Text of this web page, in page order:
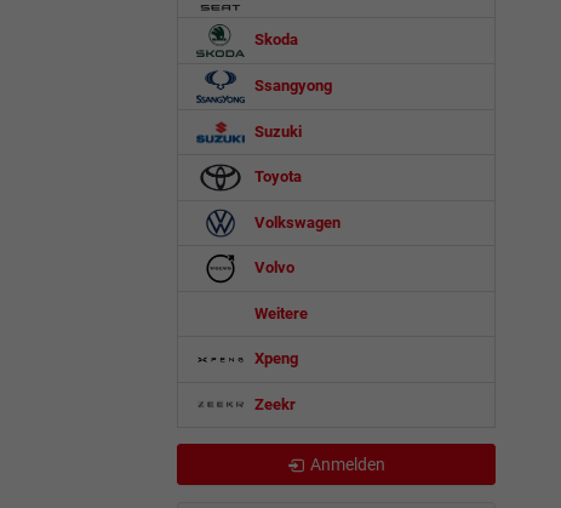
Skoda
Ssangyong
Suzuki
Toyota
Volkswagen
Volvo
Weitere
Xpeng
Zeekr
Anmelden